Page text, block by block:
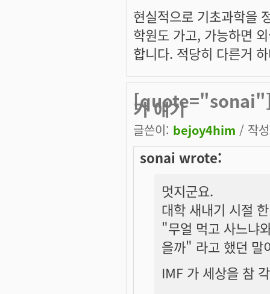
현실적으로 기초과학을
학원도 가고, 가능하면
합니다. 적당히 다른거
[quote="sonai"]
가 얘기
글쓴이: bejoy4him / 작
sonai wrote:
멋지군요.
대학 새내기 시절
"무얼 먹고 사느냐
을까" 라고 했던 말
IMF 가 세상을 참